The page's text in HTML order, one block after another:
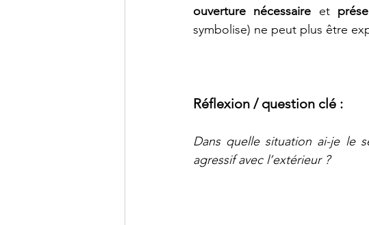
ouverture nécessaire et
symbolise) ne peut plus être
Réflexion / question clé :
Dans quelle situation ai-je le
agressif avec l’extérieur ?